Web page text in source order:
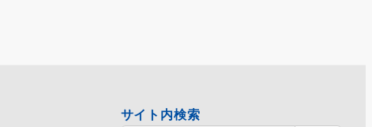
サイト内検索